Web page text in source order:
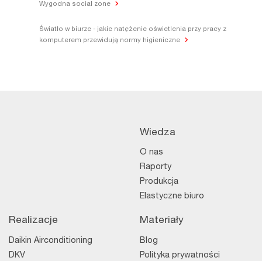
Wygodna social zone
Światło w biurze - jakie natężenie oświetlenia przy pracy z
komputerem przewidują normy higieniczne
Wiedza
O nas
Raporty
Produkcja
Elastyczne biuro
Realizacje
Daikin Airconditioning
DKV
Materiały
Blog
Polityka prywatności